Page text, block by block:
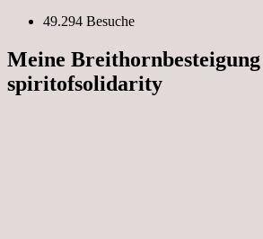
49.294 Besuche
Meine
spiritofsolidarity